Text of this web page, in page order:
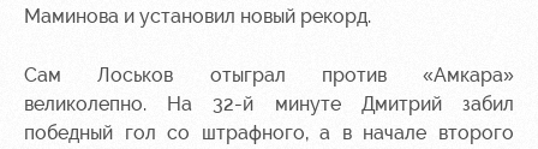
спортом
болельщика
Информация
для
Маминова и установил новый рекорд.
Сам Лоськов отыграл против «Амкара»
великолепно. На 32-й минуте Дмитрий забил
победный гол со штрафного, а в начале второго